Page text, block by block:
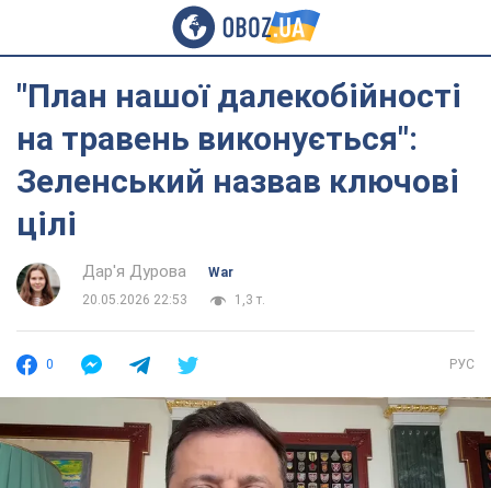
"План нашої далекобійності
на травень виконується":
Зеленський назвав ключові
цілі
Дар'я Дурова
War
20.05.2026 22:53
1,3 т.
0 РУС